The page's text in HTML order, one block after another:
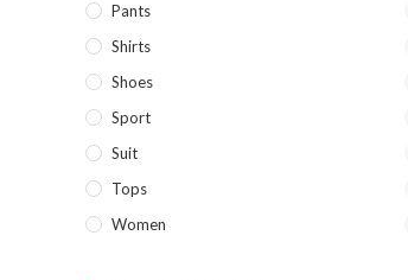
Pants
Shirts
Shoes
Sport
Suit
Tops
Women